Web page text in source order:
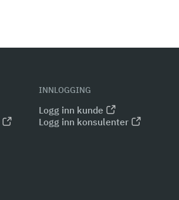
INNLOGGING
Logg inn kunde
Logg inn konsulenter